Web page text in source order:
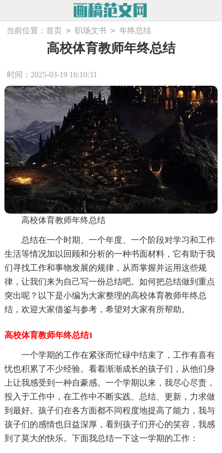
当前位置：首页 > 职场文书 > 年终总结
高校体育教师年终总结
时间：2025-03-19 16:10:31
高校体育教师年终总结
总结在一个时期、一个年度、一个阶段对学习和工作
生活等情况加以回顾和分析的一种书面材料，它有助于我
们寻找工作和事物发展的规律，从而掌握并运用这些规
律，让我们来为自己写一份总结吧。如何把总结做到重点
突出呢？以下是小编为大家整理的高校体育教师年终总
结，欢迎大家借鉴与参考，希望对大家有所帮助。
高校体育教师年终总结1
一个学期的工作在紧张而忙碌中结束了，工作有喜有
忧也积累了不少经验。看着渐渐成长的孩子们，从他们身
上让我感受到一种自豪感。一个学期以来，我尽心尽责，
投入于工作中，在工作中不断实践、总结、更新，力求做
到最好。孩子们在各方面都不同程度地提高了能力，我与
孩子们的感情也日益深厚，看到孩子们开心的笑容，我感
到了莫大的快乐。下面我总结一下这一学期的工作：